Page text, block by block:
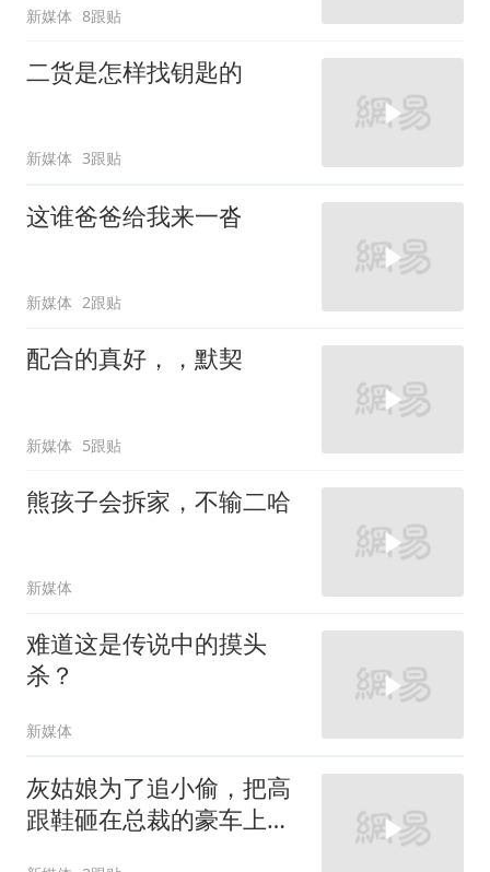
新媒体 8跟贴
二货是怎样找钥匙的
新媒体 3跟贴
这谁爸爸给我来一沓
新媒体 2跟贴
配合的真好，，默契
新媒体 5跟贴
熊孩子会拆家，不输二哈
新媒体
难道这是传说中的摸头
杀？
新媒体
灰姑娘为了追小偷，把高
跟鞋砸在总裁的豪车上，